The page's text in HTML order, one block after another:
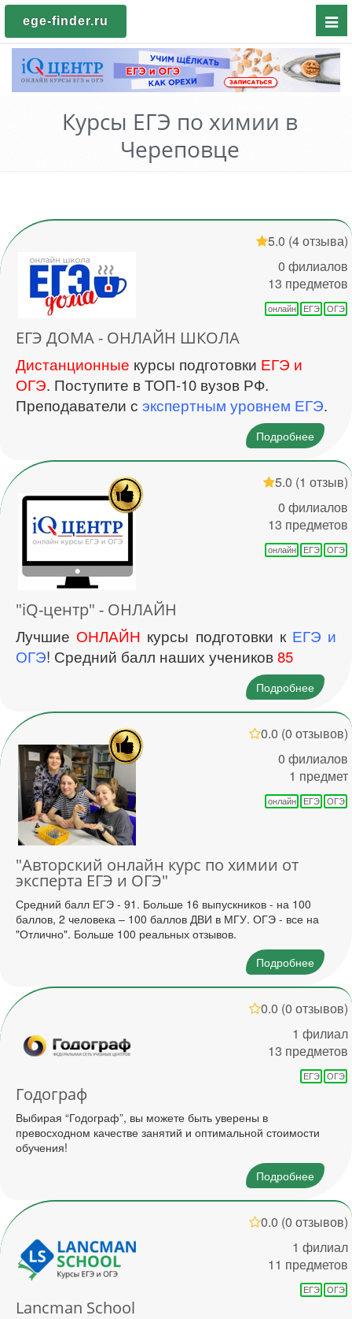
ege-finder.ru
Курсы ЕГЭ по химии в
Череповце
5.0 (4 отзыва)
0 филиалов
13 предметов
онлайн ЕГЭ ОГЭ
ЕГЭ ДОМА - ОНЛАЙН ШКОЛА
Дистанционные курсы подготовки ЕГЭ и
ОГЭ. Поступите в ТОП-10 вузов РФ.
Преподаватели с экспертным уровнем ЕГЭ.
Подробнее
5.0 (1 отзыв)
0 филиалов
13 предметов
онлайн ЕГЭ ОГЭ
"iQ-центр" - ОНЛАЙН
Лучшие ОНЛАЙН курсы подготовки к ЕГЭ и
ОГЭ! Средний балл наших учеников85
Подробнее
0.0 (0 отзывов)
0 филиалов
1 предмет
онлайн ЕГЭ ОГЭ
"Авторский онлайн курс по химии от
эксперта ЕГЭ и ОГЭ"
Средний балл ЕГЭ - 91. Больше 16 выпускников - на 100
баллов, 2 человека – 100 баллов ДВИ в МГУ. ОГЭ - все на
"Отлично". Больше 100 реальных отзывов.
Подробнее
0.0 (0 отзывов)
1 филиал
13 предметов
ЕГЭ ОГЭ
Годограф
Выбирая “Годограф”, вы можете быть уверены в
превосходном качестве занятий и оптимальной стоимости
обучения!
Подробнее
0.0 (0 отзывов)
1 филиал
11 предметов
ЕГЭ ОГЭ
Lancman School